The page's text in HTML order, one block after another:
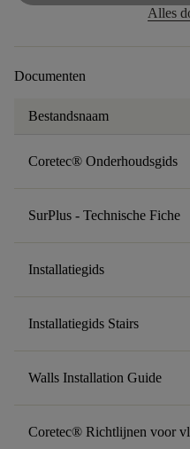
Alles
Documenten
Bestandsnaam
Coretec® Onderhoudsgids
SurPlus - Technische Fiche
Installatiegids
Installatiegids Stairs
Walls Installation Guide
Coretec® Richtlijnen voor